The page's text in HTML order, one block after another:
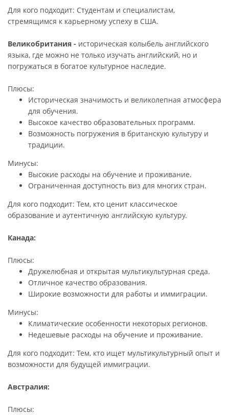
Для кого подходит: Студентам и специалистам,
стремящимся к карьерному успеху в США.
Великобритания - историческая колыбель английского
языка, где можно не только изучать английский, но и
погружаться в богатое культурное наследие.
Плюсы:
Историческая значимость и великолепная атмосфера
для обучения.
Высокое качество образовательных программ.
Возможность погружения в британскую культуру и
традиции.
Минусы:
Высокие расходы на обучение и проживание.
Ограниченная доступность виз для многих стран.
Для кого подходит: Тем, кто ценит классическое
образование и аутентичную английскую культуру.
Канада:
Плюсы:
Дружелюбная и открытая мультикультурная среда.
Отличное качество образования.
Широкие возможности для работы и иммиграции.
Минусы:
Климатические особенности некоторых регионов.
Недешевые расходы на обучение и проживание.
Для кого подходит: Тем, кто ищет мультикультурный опыт и
возможности для будущей иммиграции.
Австралия:
Плюсы: